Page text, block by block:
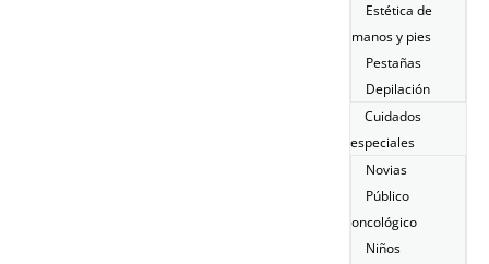
Estética de
manos y pies
Pestañas
Depilación
Cuidados
especiales
Novias
Público
oncológico
Niños